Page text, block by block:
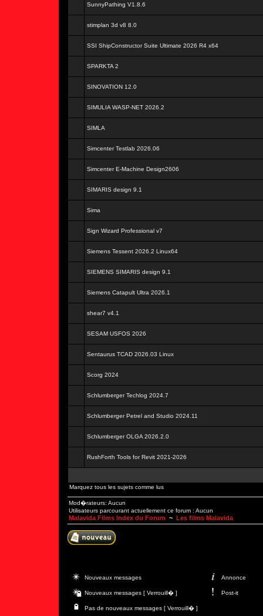
SunnyPathing V1.8.6
stimplan 3d v8 8.0
SSI ShipConstructor Suite Ultimate 2026 R4 x64
SPARKTA 2
SINOVATION 12.0
SIMULIA WASP-NET 2026.2
SIMLA
Simcenter Testlab 2026.06
Simcenter E-Machine Design2606
SIMARIS design 9.1
Sima
Sign Wizard Professional v7
Siemens Tessent 2026.2 Linux64
SIEMENS SIMARIS design 9.1
Siemens Catapult Ultra 2026.1
shear7 v4.1
SESAM USFOS 2026
Sentaurus TCAD 2026.03 Linux
Scorg 2024
Schlumberger Techlog 2024.7
Schlumberger Petrel and Studio 2024.11
Schlumberger OLGA 2026.2.0
RushForth Tools for Revit 2021-2026
Marquez tous les sujets comme lus
Mod�rateurs: Aucun
Utilisateurs parcourant actuellement ce forum : Aucun
Malavida Films Index du Forum ~ Les films Malavida
Nouveaux messages Annonce
Nouveaux messages [ Verrouill� ] Post-it
Pas de nouveaux messages [ Verrouill� ]